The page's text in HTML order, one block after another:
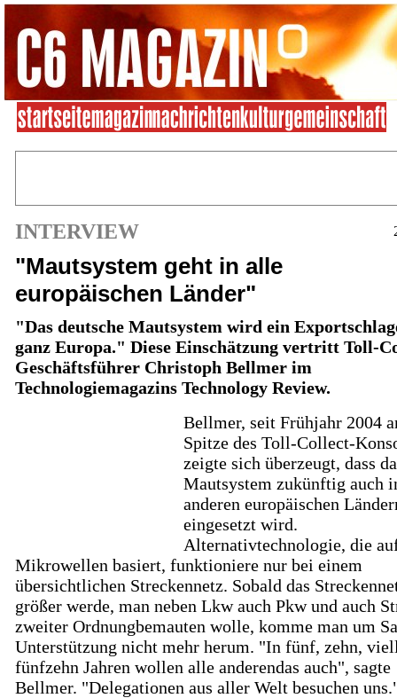
INTERVIEW
"Mautsystem geht in alle
europäischen Länder"
"Das deutsche Mautsystem wird ein
ganz Europa." Diese Einschätzung vertritt Toll-
Geschäftsführer Christoph Bellmer im
Technologiemagazins Technology Review.
Bellmer, seit Frühjahr 2004
Spitze des Toll-Collect-
zeigte sich überzeugt, dass
Mautsystem zukünftig auch
anderen europäischen
eingesetzt wird.
Alternativtechnologie, die
Mikrowellen basiert, funktioniere nur bei einem
übersichtlichen Streckennetz. Sobald das
größer werde, man neben Lkw auch Pkw und auch
zweiter Ordnungbemauten wolle, komme man um
Unterstützung nicht mehr herum. "In fünf, zehn,
fünfzehn Jahren wollen alle anderendas auch", sagte
Bellmer. "Delegationen aus aller Welt besuchen